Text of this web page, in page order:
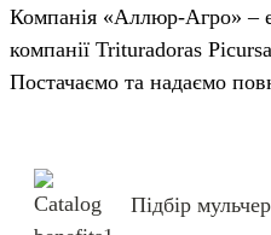
Компанія «Аллюр-Агро» –
компанії Trituradoras
Постачаємо та надаємо
Підбір